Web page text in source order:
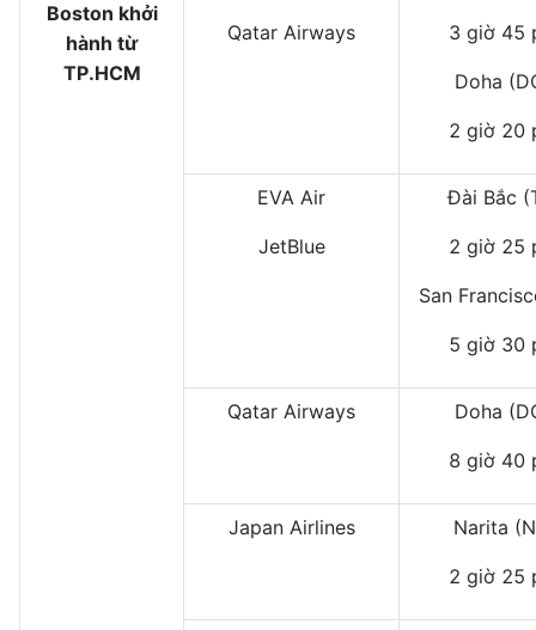
Boston khởi
hành từ
TP.HCM
Qatar Airways 3 giờ 45
Doha
2 giờ 20
EVA Air
JetBlue
Đài Bắc
2 giờ 25
San
5 giờ 30
Qatar Airways Doha
8 giờ 40
Japan Airlines Narita
2 giờ 25